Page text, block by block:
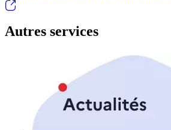
Autres services